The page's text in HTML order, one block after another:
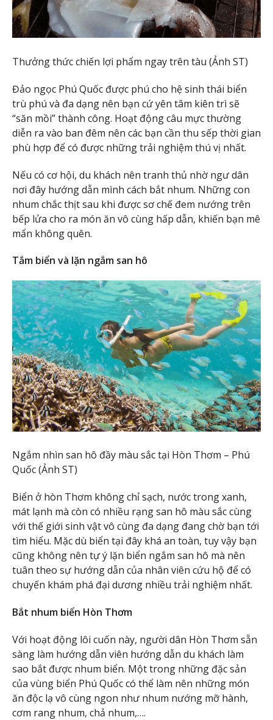
Thưởng thức chiến lợi phẩm ngay trên tàu (Ảnh ST)
Đảo ngọc Phú Quốc được phú cho hệ sinh thái biển
trù phú và đa dạng nên bạn cứ yên tâm kiên trì sẽ
“săn mồi” thành công. Hoạt động câu mực thường
diễn ra vào ban đêm nên các bạn cần thu sếp thời gian
phù hợp để có được những trải nghiệm thú vị nhất.
Nếu có cơ hội, du khách nên tranh thủ nhờ ngư dân
nơi đây hướng dẫn mình cách bắt nhum. Những con
nhum chắc thịt sau khi được sơ chế đem nướng trên
bếp lửa cho ra món ăn vô cùng hấp dẫn, khiến bạn mê
mẩn không quên.
Tắm biển và lặn ngắm san hô
Ngắm nhìn san hô đầy màu sắc tại Hòn Thơm – Phú
Quốc (Ảnh ST)
Biển ở hòn Thơm không chỉ sạch, nước trong xanh,
mát lạnh mà còn có nhiều rạng san hô màu sắc cùng
với thế giới sinh vật vô cùng đa dạng đang chờ bạn tới
tìm hiểu. Mặc dù biển tại đây khá an toàn, tuy vậy bạn
cũng không nên tự ý lặn biển ngắm san hô mà nên
tuân theo sự hướng dẫn của nhân viên cứu hộ để có
chuyến khám phá đại dương nhiều trải nghiệm nhất.
Bắt nhum biển Hòn Thơm
Với hoạt động lôi cuốn này, người dân Hòn Thơm sẵn
sàng làm hướng dẫn viên hướng dẫn du khách làm
sao bắt được nhum biển. Một trong những đặc sản
của vùng biển Phú Quốc có thể làm nên những món
ăn độc lạ vô cùng ngon như nhum nướng mỡ hành,
cơm rang nhum, chả nhum,….